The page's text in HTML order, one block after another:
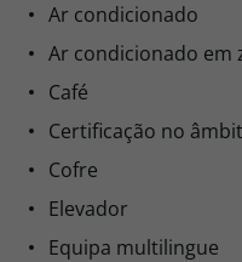
Ar condicionado
Ar condicionado em
Café
Certificação no
Cofre
Elevador
Equipa multilingue